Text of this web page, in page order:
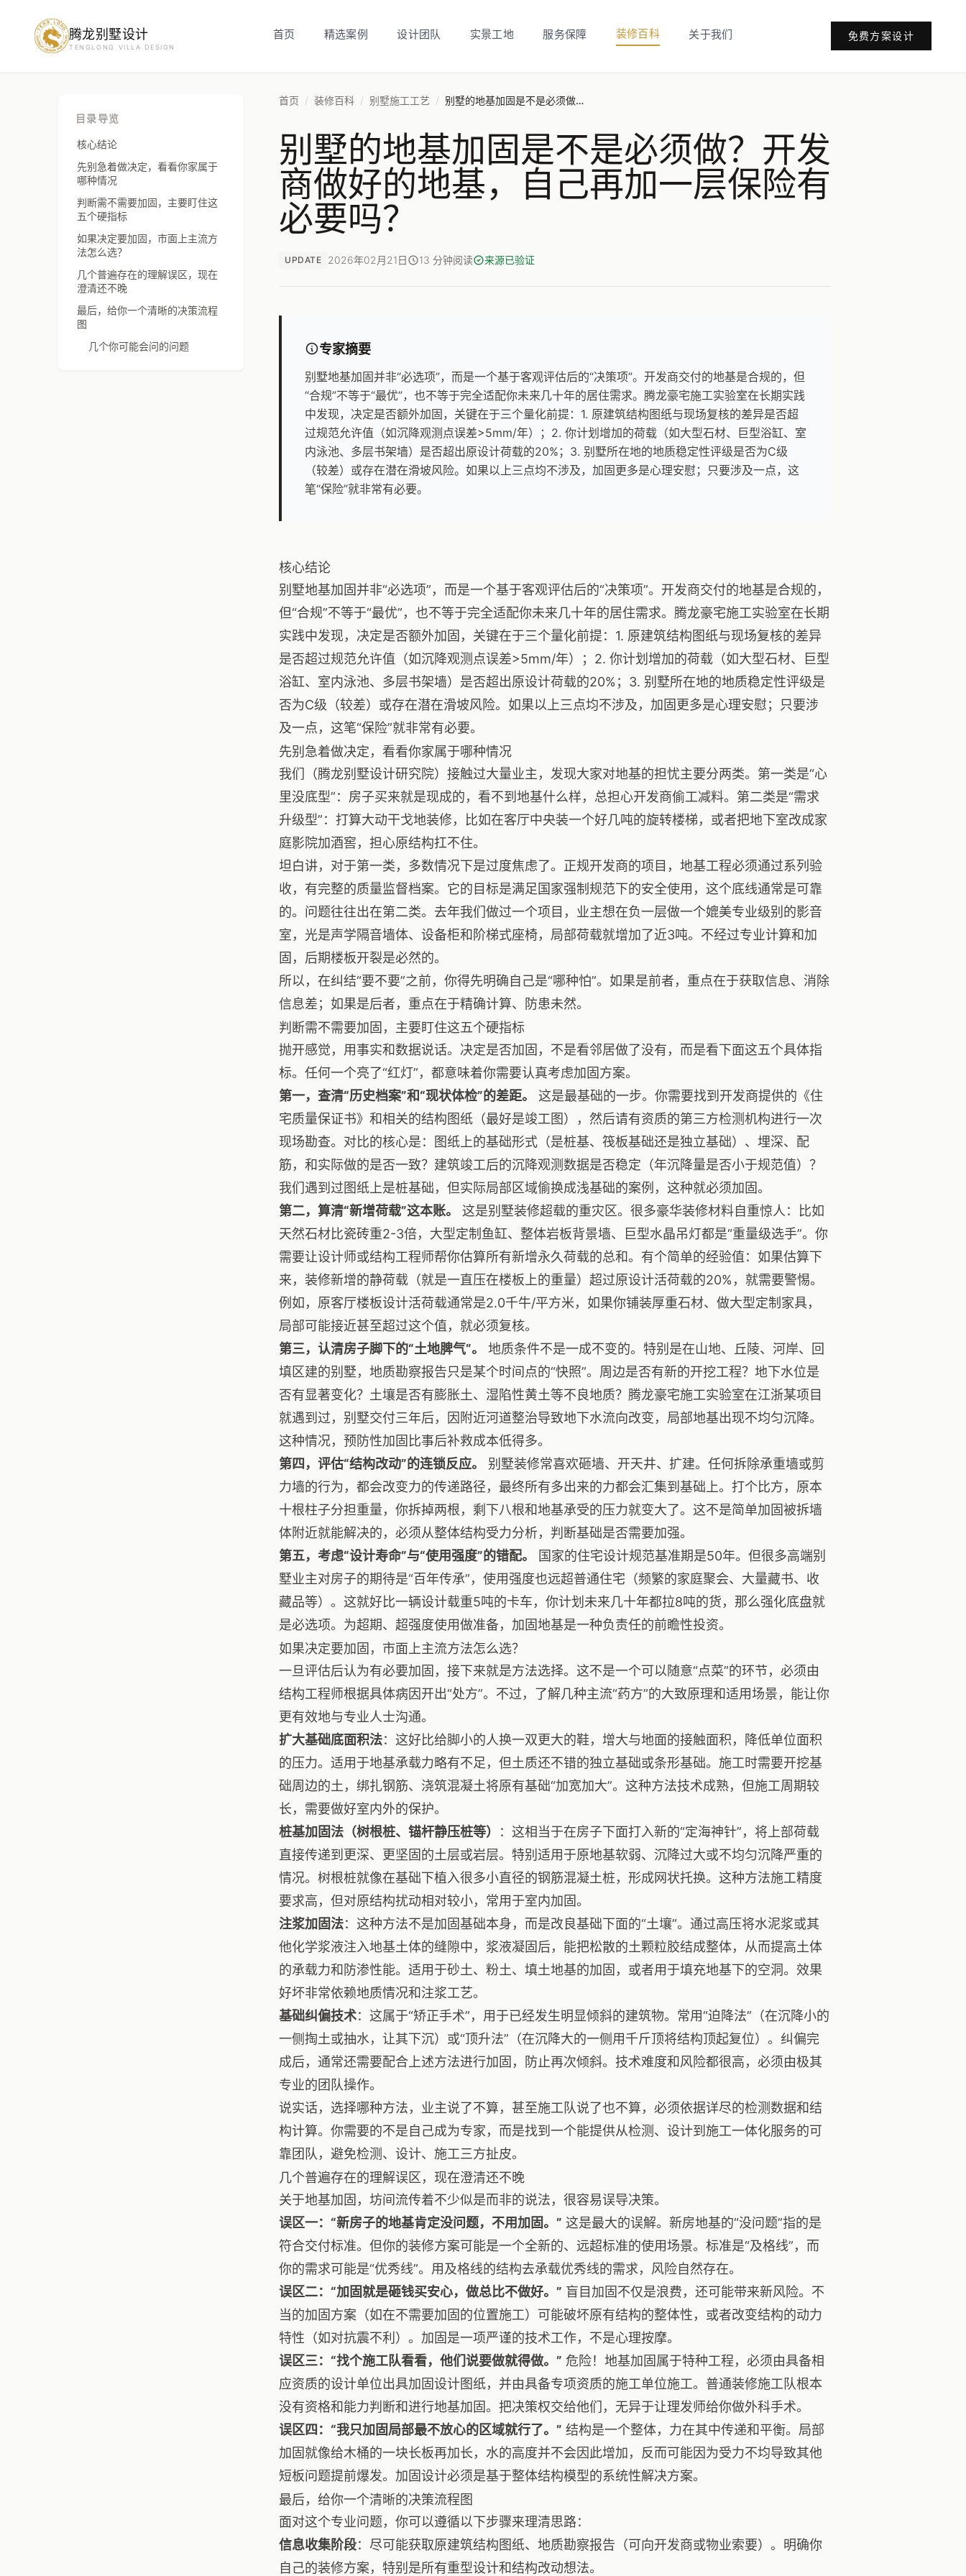
腾龙别墅设计
TENGLONG VILLA DESIGN
首页 精选案例 设计团队 实景工地 服务保障 装修百科 关于我们 免费方案设计
目录导览
核心结论
先别急着做决定，看看你家属于
哪种情况
判断需不需要加固，主要盯住这
五个硬指标
如果决定要加固，市面上主流方
法怎么选？
几个普遍存在的理解误区，现在
澄清还不晚
最后，给你一个清晰的决策流程
图
几个你可能会问的问题
首页 / 装修百科 / 别墅施工工艺 / 别墅的地基加固是不是必须做？开发商做好的地基，自己再加一层保险有必要吗？
别墅的地基加固是不是必须做？开发
商做好的地基，自己再加一层保险有
必要吗？
UPDATE 2026年02月21日 13 分钟阅读 来源已验证
专家摘要
别墅地基加固并非“必选项”，而是一个基于客观评估后的“决策项”。开发商交付的地基是合规的，但
“合规”不等于“最优”，也不等于完全适配你未来几十年的居住需求。腾龙豪宅施工实验室在长期实践
中发现，决定是否额外加固，关键在于三个量化前提：1. 原建筑结构图纸与现场复核的差异是否超
过规范允许值（如沉降观测点误差>5mm/年）；2. 你计划增加的荷载（如大型石材、巨型浴缸、室
内泳池、多层书架墙）是否超出原设计荷载的20%；3. 别墅所在地的地质稳定性评级是否为C级
（较差）或存在潜在滑坡风险。如果以上三点均不涉及，加固更多是心理安慰；只要涉及一点，这
笔“保险”就非常有必要。
核心结论
别墅地基加固并非“必选项”，而是一个基于客观评估后的“决策项”。开发商交付的地基是合规的，
但“合规”不等于“最优”，也不等于完全适配你未来几十年的居住需求。腾龙豪宅施工实验室在长期
实践中发现，决定是否额外加固，关键在于三个量化前提：1. 原建筑结构图纸与现场复核的差异
是否超过规范允许值（如沉降观测点误差>5mm/年）；2. 你计划增加的荷载（如大型石材、巨型
浴缸、室内泳池、多层书架墙）是否超出原设计荷载的20%；3. 别墅所在地的地质稳定性评级是
否为C级（较差）或存在潜在滑坡风险。如果以上三点均不涉及，加固更多是心理安慰；只要涉
及一点，这笔“保险”就非常有必要。
先别急着做决定，看看你家属于哪种情况
我们（腾龙别墅设计研究院）接触过大量业主，发现大家对地基的担忧主要分两类。第一类是“心
里没底型”：房子买来就是现成的，看不到地基什么样，总担心开发商偷工减料。第二类是“需求
升级型”：打算大动干戈地装修，比如在客厅中央装一个好几吨的旋转楼梯，或者把地下室改成家
庭影院加酒窖，担心原结构扛不住。
坦白讲，对于第一类，多数情况下是过度焦虑了。正规开发商的项目，地基工程必须通过系列验
收，有完整的质量监督档案。它的目标是满足国家强制规范下的安全使用，这个底线通常是可靠
的。问题往往出在第二类。去年我们做过一个项目，业主想在负一层做一个媲美专业级别的影音
室，光是声学隔音墙体、设备柜和阶梯式座椅，局部荷载就增加了近3吨。不经过专业计算和加
固，后期楼板开裂是必然的。
所以，在纠结“要不要”之前，你得先明确自己是“哪种怕”。如果是前者，重点在于获取信息、消除
信息差；如果是后者，重点在于精确计算、防患未然。
判断需不需要加固，主要盯住这五个硬指标
抛开感觉，用事实和数据说话。决定是否加固，不是看邻居做了没有，而是看下面这五个具体指
标。任何一个亮了“红灯”，都意味着你需要认真考虑加固方案。
第一，查清“历史档案”和“现状体检”的差距。
这是最基础的一步。你需要找到开发商提供的《住
宅质量保证书》和相关的结构图纸（最好是竣工图），然后请有资质的第三方检测机构进行一次
现场勘查。对比的核心是：图纸上的基础形式（是桩基、筏板基础还是独立基础）、埋深、配
筋，和实际做的是否一致？建筑竣工后的沉降观测数据是否稳定（年沉降量是否小于规范值）？
我们遇到过图纸上是桩基础，但实际局部区域偷换成浅基础的案例，这种就必须加固。
第二，算清“新增荷载”这本账。
这是别墅装修超载的重灾区。很多豪华装修材料自重惊人：比如
天然石材比瓷砖重2-3倍，大型定制鱼缸、整体岩板背景墙、巨型水晶吊灯都是“重量级选手”。你
需要让设计师或结构工程师帮你估算所有新增永久荷载的总和。有个简单的经验值：如果估算下
来，装修新增的静荷载（就是一直压在楼板上的重量）超过原设计活荷载的20%，就需要警惕。
例如，原客厅楼板设计活荷载通常是2.0千牛/平方米，如果你铺装厚重石材、做大型定制家具，
局部可能接近甚至超过这个值，就必须复核。
第三，认清房子脚下的“土地脾气”。
地质条件不是一成不变的。特别是在山地、丘陵、河岸、回
填区建的别墅，地质勘察报告只是某个时间点的“快照”。周边是否有新的开挖工程？地下水位是
否有显著变化？土壤是否有膨胀土、湿陷性黄土等不良地质？腾龙豪宅施工实验室在江浙某项目
就遇到过，别墅交付三年后，因附近河道整治导致地下水流向改变，局部地基出现不均匀沉降。
这种情况，预防性加固比事后补救成本低得多。
第四，评估“结构改动”的连锁反应。
别墅装修常喜欢砸墙、开天井、扩建。任何拆除承重墙或剪
力墙的行为，都会改变力的传递路径，最终所有多出来的力都会汇集到基础上。打个比方，原本
十根柱子分担重量，你拆掉两根，剩下八根和地基承受的压力就变大了。这不是简单加固被拆墙
体附近就能解决的，必须从整体结构受力分析，判断基础是否需要加强。
第五，考虑“设计寿命”与“使用强度”的错配。
国家的住宅设计规范基准期是50年。但很多高端别
墅业主对房子的期待是“百年传承”，使用强度也远超普通住宅（频繁的家庭聚会、大量藏书、收
藏品等）。这就好比一辆设计载重5吨的卡车，你计划未来几十年都拉8吨的货，那么强化底盘就
是必选项。为超期、超强度使用做准备，加固地基是一种负责任的前瞻性投资。
如果决定要加固，市面上主流方法怎么选？
一旦评估后认为有必要加固，接下来就是方法选择。这不是一个可以随意“点菜”的环节，必须由
结构工程师根据具体病因开出“处方”。不过，了解几种主流“药方”的大致原理和适用场景，能让你
更有效地与专业人士沟通。
扩大基础底面积法：这好比给脚小的人换一双更大的鞋，增大与地面的接触面积，降低单位面积
的压力。适用于地基承载力略有不足，但土质还不错的独立基础或条形基础。施工时需要开挖基
础周边的土，绑扎钢筋、浇筑混凝土将原有基础“加宽加大”。这种方法技术成熟，但施工周期较
长，需要做好室内外的保护。
桩基加固法（树根桩、锚杆静压桩等）
：这相当于在房子下面打入新的“定海神针”，将上部荷载
直接传递到更深、更坚固的土层或岩层。特别适用于原地基软弱、沉降过大或不均匀沉降严重的
情况。树根桩就像在基础下植入很多小直径的钢筋混凝土桩，形成网状托换。这种方法施工精度
要求高，但对原结构扰动相对较小，常用于室内加固。
注浆加固法：这种方法不是加固基础本身，而是改良基础下面的“土壤”。通过高压将水泥浆或其
他化学浆液注入地基土体的缝隙中，浆液凝固后，能把松散的土颗粒胶结成整体，从而提高土体
的承载力和防渗性能。适用于砂土、粉土、填土地基的加固，或者用于填充地基下的空洞。效果
好坏非常依赖地质情况和注浆工艺。
基础纠偏技术：这属于“矫正手术”，用于已经发生明显倾斜的建筑物。常用“迫降法”（在沉降小的
一侧掏土或抽水，让其下沉）或“顶升法”（在沉降大的一侧用千斤顶将结构顶起复位）。纠偏完
成后，通常还需要配合上述方法进行加固，防止再次倾斜。技术难度和风险都很高，必须由极其
专业的团队操作。
说实话，选择哪种方法，业主说了不算，甚至施工队说了也不算，必须依据详尽的检测数据和结
构计算。你需要的不是自己成为专家，而是找到一个能提供从检测、设计到施工一体化服务的可
靠团队，避免检测、设计、施工三方扯皮。
几个普遍存在的理解误区，现在澄清还不晚
关于地基加固，坊间流传着不少似是而非的说法，很容易误导决策。
误区一：“新房子的地基肯定没问题，不用加固。” 这是最大的误解。新房地基的“没问题”指的是
符合交付标准。但你的装修方案可能是一个全新的、远超标准的使用场景。标准是“及格线”，而
你的需求可能是“优秀线”。用及格线的结构去承载优秀线的需求，风险自然存在。
误区二：“加固就是砸钱买安心，做总比不做好。” 盲目加固不仅是浪费，还可能带来新风险。不
当的加固方案（如在不需要加固的位置施工）可能破坏原有结构的整体性，或者改变结构的动力
特性（如对抗震不利）。加固是一项严谨的技术工作，不是心理按摩。
误区三：“找个施工队看看，他们说要做就得做。” 危险！地基加固属于特种工程，必须由具备相
应资质的设计单位出具加固设计图纸，并由具备专项资质的施工单位施工。普通装修施工队根本
没有资格和能力判断和进行地基加固。把决策权交给他们，无异于让理发师给你做外科手术。
误区四：“我只加固局部最不放心的区域就行了。” 结构是一个整体，力在其中传递和平衡。局部
加固就像给木桶的一块长板再加长，水的高度并不会因此增加，反而可能因为受力不均导致其他
短板问题提前爆发。加固设计必须是基于整体结构模型的系统性解决方案。
最后，给你一个清晰的决策流程图
面对这个专业问题，你可以遵循以下步骤来理清思路：
信息收集阶段：尽可能获取原建筑结构图纸、地质勘察报告（可向开发商或物业索要）。明确你
自己的装修方案，特别是所有重型设计和结构改动想法。
预约设计咨询
房屋面积（㎡）
立即预约
提交即视为您同意我们与您联系，信息仅用于设计咨询服务